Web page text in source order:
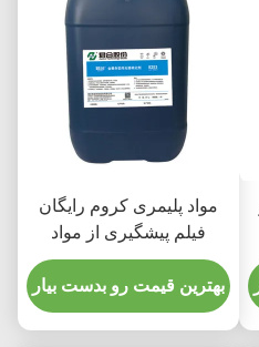
مواد پلیمری کروم رایگان
فیلم پیشگیری از مواد
شیمیایی برای قطعات
آلومینیوم
بهترین قیمت رو بدست بیار